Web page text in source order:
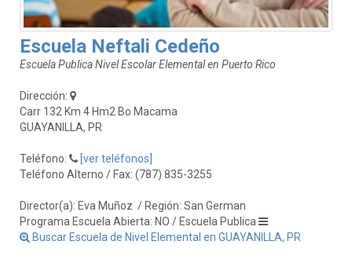
Escuela Neftali Cedeño
Escuela Publica Nivel Escolar Elemental en Puerto Rico
Dirección:
Carr 132 Km 4 Hm2 Bo Macama
GUAYANILLA, PR
Teléfono:
[ver teléfonos]
Teléfono Alterno / Fax: (787) 835-3255
Director(a): Eva Muñoz / Región: San German
Programa Escuela Abierta: NO / Escuela Publica
Buscar Escuela de Nivel Elemental en GUAYANILLA, PR